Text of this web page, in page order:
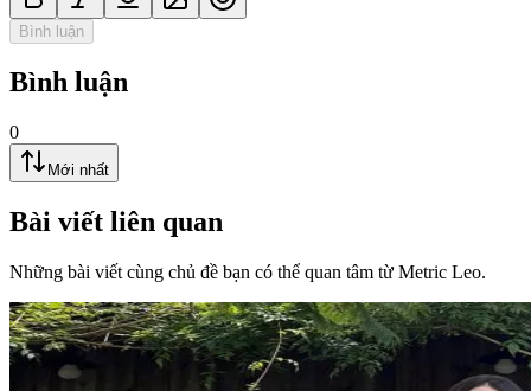
Bình luận
Bình luận
0
Mới nhất
Bài viết liên quan
Những bài viết cùng chủ đề bạn có thể quan tâm từ Metric Leo.